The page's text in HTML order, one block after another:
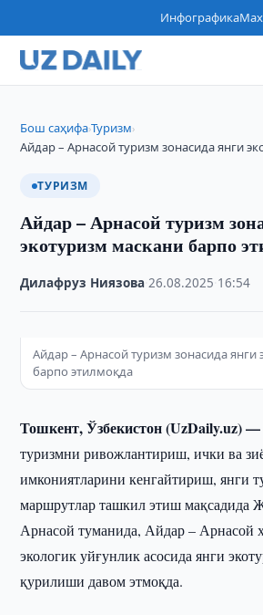
Инфографика
Бош саҳифа›Туризм›
Айдар – Арнасой туризм зонасида янги
ТУРИЗМ
Айдар – Арнасой туризм
экотуризм маскани барпо
Дилафруз Ниязова ·26.08.2025 16:54
Айдар – Арнасой туризм зонасида янги
барпо этилмоқда
Тошкент, Ўзбекистон (UzDaily.uz)
туризмни ривожлантириш, ички ва
имкониятларини кенгайтириш, янги
маршрутлар ташкил этиш мақсадида
Арнасой туманида, Айдар – Арнасой
экологик уйғунлик асосида янги
қурилиши давом этмоқда.